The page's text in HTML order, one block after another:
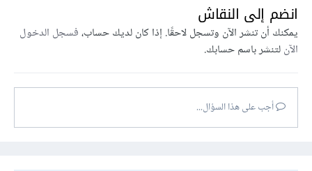
انضم إلى النقاش
يمكنك أن تنشر الآن وتسجل لاحقًا. إذا كان لديك حساب،فسجل الدخول
الآنلتنشر باسم حسابك.
أجب على هذا السؤال...